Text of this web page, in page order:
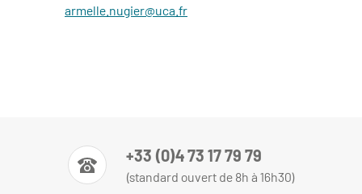
armelle.nugier@uca.fr
+33 (0)4 73 17 79 79
(standard ouvert de 8h à 16h30)